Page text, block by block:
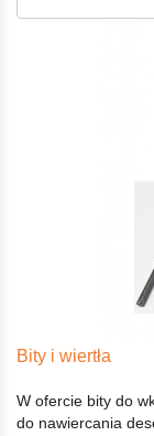
Bity i wiertła
W ofercie bity do
do nawiercania